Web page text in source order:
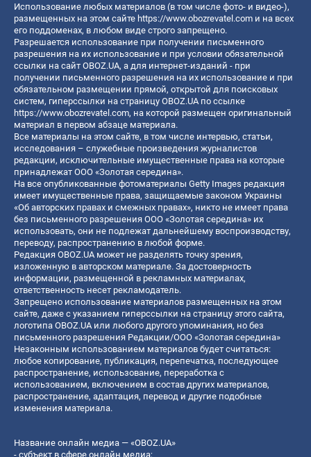
Использование любых материалов (в том числе фото- и видео-),
размещенных на этом сайте https://www.obozrevatel.com и на всех
его поддоменах, в любом виде строго запрещено.
Разрешается использование при получении письменного
разрешения на их использование и при условии обязательной
ссылки на сайт OBOZ.UA, а для интернет-изданий - при
получении письменного разрешения на их использование и при
обязательном размещении прямой, открытой для поисковых
систем, гиперссылки на страницу OBOZ.UA по ссылке
https://www.obozrevatel.com, на которой размещен оригинальный
материал в первом абзаце материала.
Все материалы на этом сайте, в том числе интервью, статьи,
исследования – служебные произведения журналистов
редакции, исключительные имущественные права на которые
принадлежат ООО «Золотая середина».
На все опубликованные фотоматериалы Getty Images редакция
имеет имущественные права, защищаемые законом Украины
«Об авторских правах и смежных правах», никто не имеет права
без письменного разрешения ООО «Золотая середина» их
использовать, они не подлежат дальнейшему воспроизводству,
переводу, распространению в любой форме.
Редакция OBOZ.UA может не разделять точку зрения,
изложенную в авторском материале. За достоверность
информации, размещенной в рекламных материалах,
ответственность несет рекламодатель.
Запрещено использование материалов размещенных на этом
сайте, даже с указанием гиперссылки на страницу этого сайта,
логотипа OBOZ.UA или любого другого упоминания, но без
письменного разрешения Редакции/ООО «Золотая середина»
Незаконным использованием материалов будет считаться:
любое копирование, публикация, перепечатка, последующее
распространение, использование, переработка с
использованием, включением в состав других материалов,
распространение, адаптация, перевод и другие подобные
изменения материала.
Название онлайн медиа — «OBOZ.UA»
- субъект в сфере онлайн медиа;